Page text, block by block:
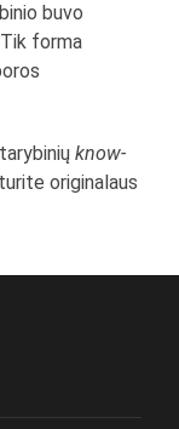
buvo
forma
know-
originalaus